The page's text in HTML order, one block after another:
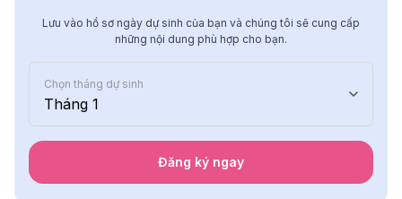
Lưu vào hồ sơ ngày dự sinh của bạn và chúng tôi sẽ cung cấp
những nội dung phù hợp cho bạn.
Chọn tháng dự sinh
Tháng 1
Đăng ký ngay